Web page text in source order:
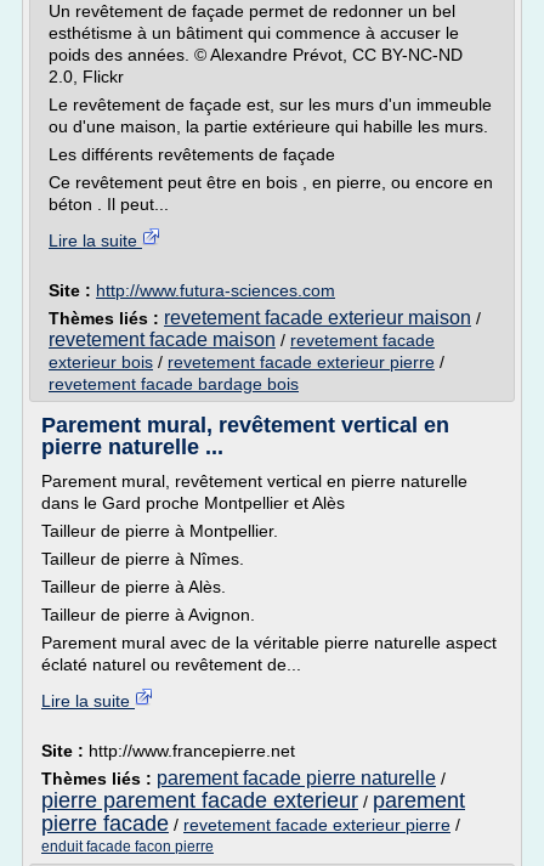
Un revêtement de façade permet de redonner un bel
esthétisme à un bâtiment qui commence à accuser le
poids des années. © Alexandre Prévot, CC BY-NC-ND
2.0, Flickr
Le revêtement de façade est, sur les murs d'un immeuble
ou d'une maison, la partie extérieure qui habille les murs.
Les différents revêtements de façade
Ce revêtement peut être en bois , en pierre, ou encore en
béton . Il peut...
Lire la suite
Site : http://www.futura-sciences.com
Thèmes liés : revetement facade exterieur maison /
revetement facade maison / revetement facade
exterieur bois / revetement facade exterieur pierre /
revetement facade bardage bois
Parement mural, revêtement vertical en
pierre naturelle ...
Parement mural, revêtement vertical en pierre naturelle
dans le Gard proche Montpellier et Alès
Tailleur de pierre à Montpellier.
Tailleur de pierre à Nîmes.
Tailleur de pierre à Alès.
Tailleur de pierre à Avignon.
Parement mural avec de la véritable pierre naturelle aspect
éclaté naturel ou revêtement de...
Lire la suite
Site : http://www.francepierre.net
Thèmes liés : parement facade pierre naturelle /
pierre parement facade exterieur / parement
pierre facade / revetement facade exterieur pierre /
enduit facade facon pierre